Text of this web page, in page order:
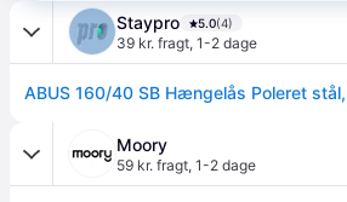
Staypro 5.0(4)
39 kr. fragt, 1-2 dage
Moory
59 kr. fragt, 1-2 dage